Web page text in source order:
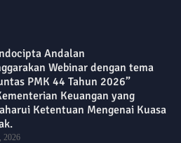
Andalan
Webinar dengan tema
PMK 44 Tahun 2026”
Keuangan yang
Ketentuan Mengenai Kuasa
2026